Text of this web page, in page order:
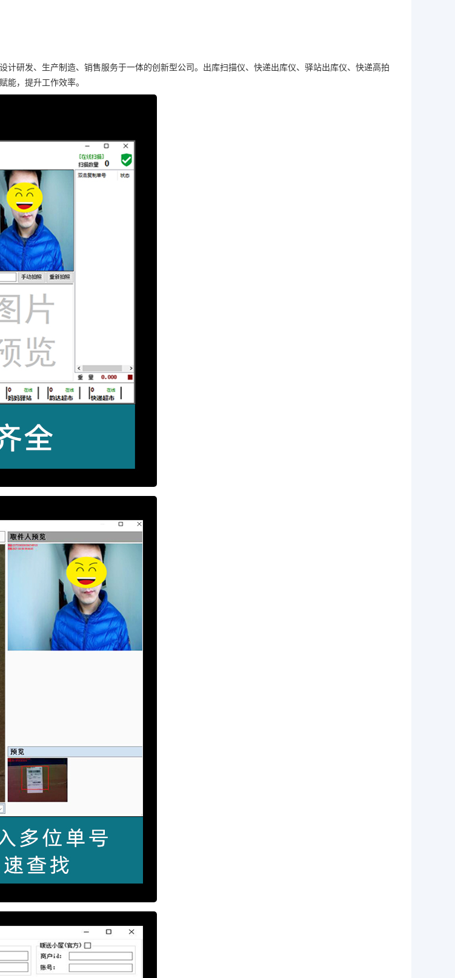
研发、生产制造、销售服务于一体的创新型公司。出库扫描仪、快递出库仪、驿站出库仪、快递高拍
，提升工作效率。